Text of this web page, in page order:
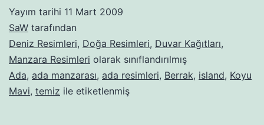
Yayım tarihi 11 Mart 2009
SaW tarafından
Deniz Resimleri, Doğa Resimleri, Duvar Kağıtları,
Manzara Resimleri olarak sınıflandırılmış
Ada, ada manzarası, ada resimleri, Berrak, island, Koyu
Mavi, temiz ile etiketlenmiş